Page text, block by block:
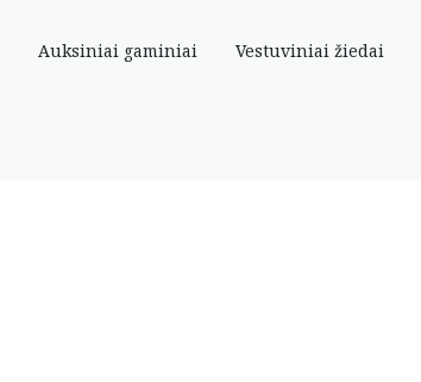
Auksiniai gaminiai Vestuviniai žiedai